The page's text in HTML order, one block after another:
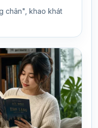
chân", khao khát